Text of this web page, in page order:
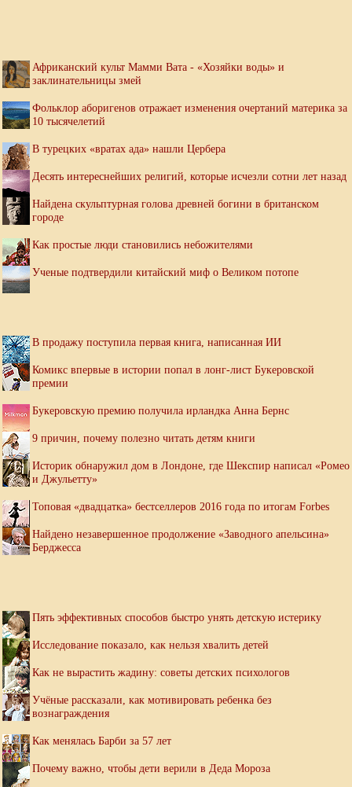
Африканский культ Мамми Вата - «Хозяйки воды» и
заклинательницы змей
Фольклор аборигенов отражает изменения очертаний материка за
10 тысячелетий
В турецких «вратах ада» нашли Цербера
Десять интереснейших религий, которые исчезли сотни лет назад
Найдена скульптурная голова древней богини в британском
городе
Как простые люди становились небожителями
Ученые подтвердили китайский миф о Великом потопе
В продажу поступила первая книга, написанная ИИ
Комикс впервые в истории попал в лонг-лист Букеровской
премии
Букеровскую премию получила ирландка Анна Бернс
9 причин, почему полезно читать детям книги
Историк обнаружил дом в Лондоне, где Шекспир написал «Ромео
и Джульетту»
Топовая «двадцатка» бестселлеров 2016 года по итогам Forbes
Найдено незавершенное продолжение «Заводного апельсина»
Берджесса
Пять эффективных способов быстро унять детскую истерику
Исследование показало, как нельзя хвалить детей
Как не вырастить жадину: советы детских психологов
Учёные рассказали, как мотивировать ребенка без
вознаграждения
Как менялась Барби за 57 лет
Почему важно, чтобы дети верили в Деда Мороза